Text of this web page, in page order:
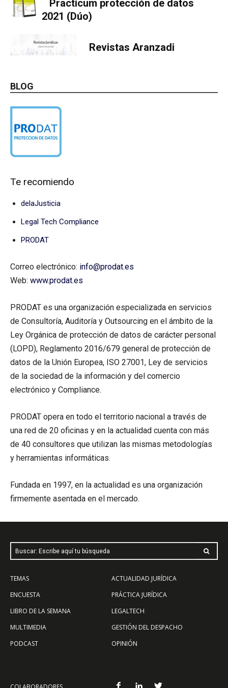
Practicum protección de datos
2021 (Dúo)
Revistas Aranzadi
BLOG
Te recomiendo
delaJusticia
Legal Tech Compliance
PRODAT
Correo electrónico: info@prodat.es
Web: www.prodat.es
PRODAT es una organización especializada en servicios
de Consultoría, Auditoría y Outsourcing en el ámbito de la
Ley Orgánica de protección de datos de carácter personal
(LOPD), Reglamento 2016/679 general de protección de
datos de la Unión Europea, ISO 27001, Ley de servicios
de la sociedad de la información y del comercio
electrónico y Compliance.
PRODAT opera en todo el territorio nacional a través de
una red de 20 oficinas y en la actualidad cuenta con más
de 40 consultores que utilizan las mismas metodologías
y herramientas informáticas.
Fundada en 1997, en la actualidad es una organización
firmemente asentada en el mercado.
Buscar: Escribe aquí tu búsqueda
TEMAS
ENCUESTA
LIBRO DE LA SEMANA
MULTIMEDIA
PODCAST
ACTUALIDAD JURÍDICA
PRÁCTICA JURÍDICA
LEGALTECH
GESTIÓN DEL DESPACHO
OPINIÓN